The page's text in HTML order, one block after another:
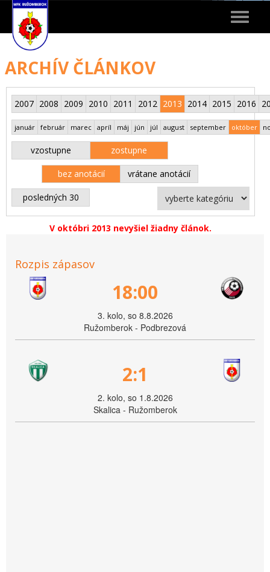
Toggle
ARCHÍV ČLÁNKOV
2007 2008 2009 2010 2011 2012 2013 2014 2015 2016
január február marec apríl máj jún júl august september október
vzostupne zostupne
bez anotácií vrátane anotácií
posledných 30
V októbri 2013 nevyšiel žiadny článok.
Rozpis zápasov
18:00
3. kolo, so 8.8.2026
Ružomberok - Podbrezová
2:1
2. kolo, so 1.8.2026
Skalica - Ružomberok